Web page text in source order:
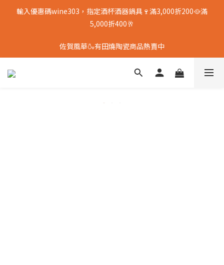
輸入優惠碼wine303，指定酒杯酒器鍋具🍷滿3,000折200🥘滿
5,000折400🥂
佐賀風華🍶有田燒陶瓷商品熱賣中